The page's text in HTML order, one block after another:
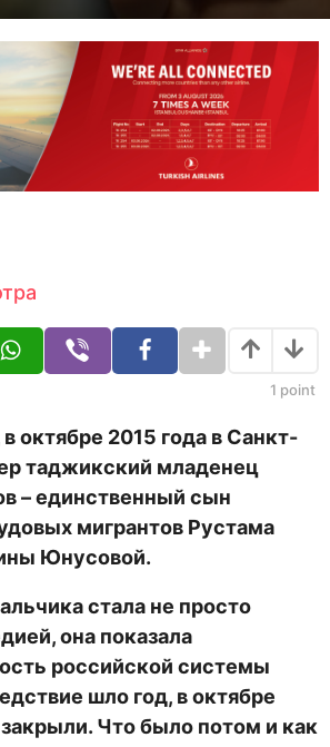
1 point
октябре 2015 года в Санкт-
таджикский младенец
– единственный сын
мигрантов Рустама
Юнусовой.
стала не просто
она показала
российской системы
шло год, в октябре
Что было потом и как